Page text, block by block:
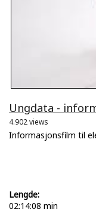
Ungdata -
4.902 views
Informasjonsfilm til
Lengde:
02:14:08 min